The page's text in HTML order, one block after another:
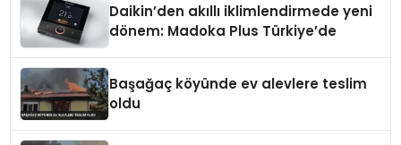
Daikin’den akıllı iklimlendirmede yeni
dönem: Madoka Plus Türkiye’de
Başağaç köyünde ev alevlere teslim
oldu